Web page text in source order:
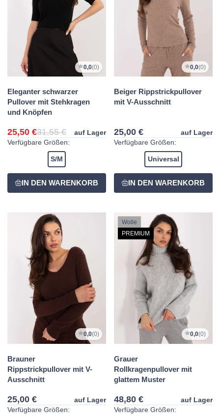
0,0(0)
Eleganter schwarzer
Pullover mit Stehkragen
und Knöpfen
25,50 €31,55 €
auf Lager
Verfügbare Größen:
S/M
0,0(0)
Beiger Rippstrickpullover
mit V-Ausschnitt
25,00 €
auf Lager
Verfügbare Größen:
Universal
0,0(0)
Brauner
Rippstrickpullover mit V-
Ausschnitt
25,00 €
auf Lager
Verfügbare Größen:
Wolle
PREMIUM
0,0(0)
Grauer
Rollkragenpullover mit
glattem Muster
48,80 €
auf Lager
Verfügbare Größen: